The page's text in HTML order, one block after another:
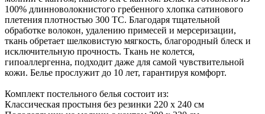
100% длинноволокнистого гребенного хлопка сатинового
плетения плотностью 300 TC. Благодаря тщательной
обработке волокон, удалению примесей и мерсеризации,
ткань обретает шелковистую мягкость, благородный блеск и
исключительную прочность. Ткань не колется,
гипоаллергенна, подходит даже для самой чувствительной
кожи. Белье прослужит до 10 лет, гарантируя комфорт.
Комплект постельного белья состоит из:
Классическая простыня без резинки 220 x 240 см